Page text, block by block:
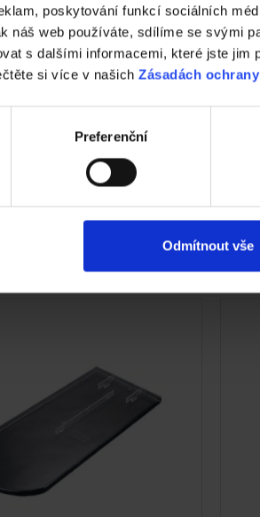
poskytování funkcí sociálních
náš web používáte, sdílíme se svými
s dalšími informacemi, které jste
si více v našich Zásadách
Preferenční
Odmítnout vše
podpora
ve vašem okolí
záruky All Inclusive
Detaily střecha